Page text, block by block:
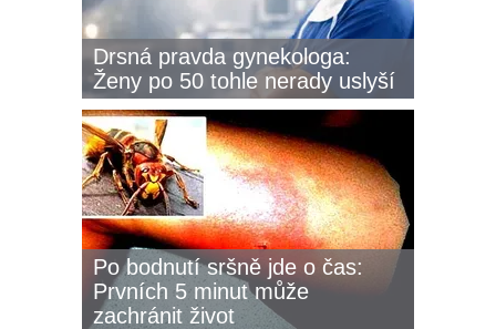
Drsná pravda gynekologa:
Ženy po 50 tohle nerady uslyší
Po bodnutí sršně jde o čas:
Prvních 5 minut může
zachránit život